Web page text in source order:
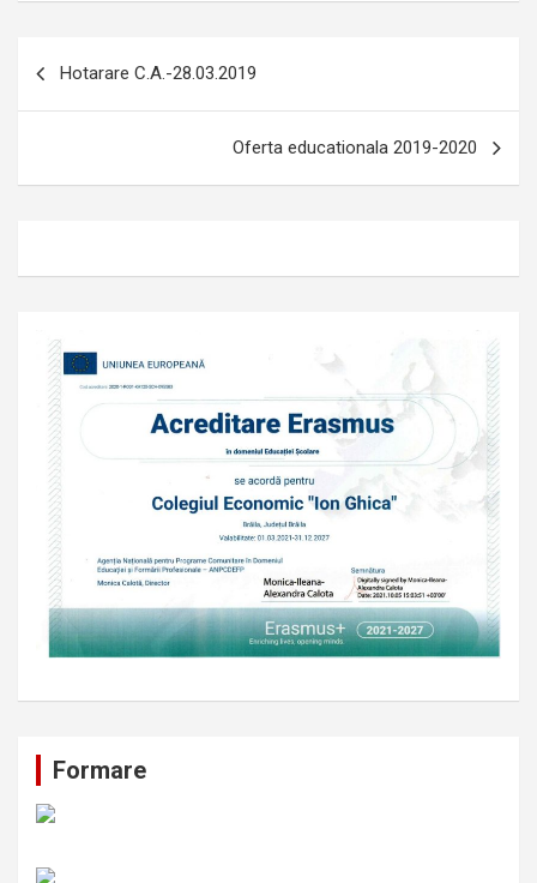
Hotarare C.A.-28.03.2019
Oferta educationala 2019-2020
Formare